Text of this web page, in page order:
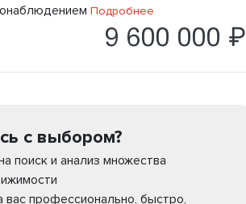
Подробнее
9 600 000 ₽
с выбором?
поиск и анализ множества
профессионально, быстро,